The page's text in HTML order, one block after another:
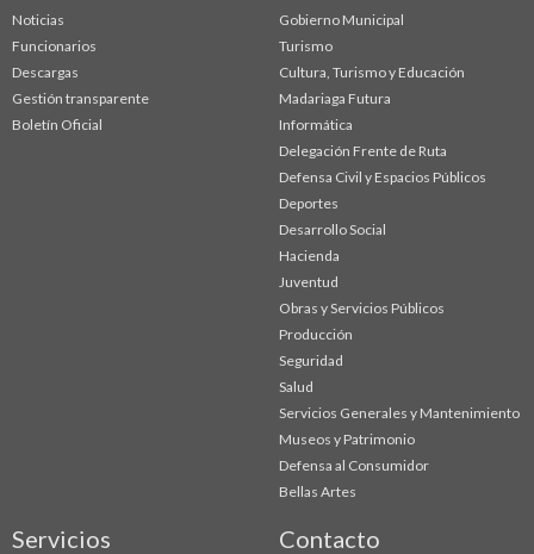
Noticias
Funcionarios
Descargas
Gestión transparente
Boletín Oficial
Gobierno Municipal
Turismo
Cultura, Turismo y Educación
Madariaga Futura
Informática
Delegación Frente de Ruta
Defensa Civil y Espacios Públicos
Deportes
Desarrollo Social
Hacienda
Juventud
Obras y Servicios Públicos
Producción
Seguridad
Salud
Servicios Generales y Mantenimiento
Museos y Patrimonio
Defensa al Consumidor
Bellas Artes
Servicios Contacto